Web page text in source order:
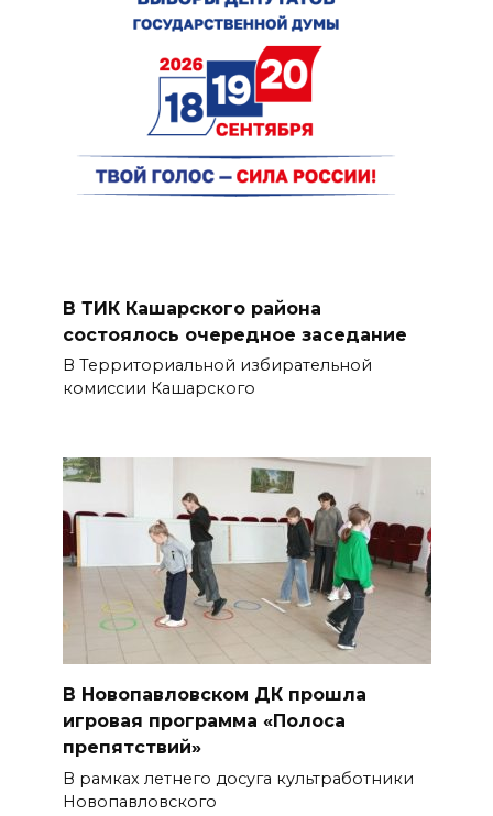
В ТИК Кашарского района
состоялось очередное заседание
В Территориальной избирательной
комиссии Кашарского
В Новопавловском ДК прошла
игровая программа «Полоса
препятствий»
В рамках летнего досуга культработники
Новопавловского